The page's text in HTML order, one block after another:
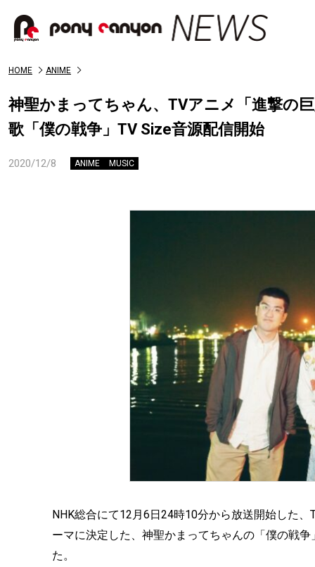
HOME ANIME
神聖かまってちゃん、TVアニメ「進撃の
歌「僕の戦争」TV Size音源配信開始
2020/12/8 ANIME MUSIC
NHK総合にて12月6日24時10分から放送開始した
ーマに決定した、神聖かまってちゃんの「僕の戦
た。